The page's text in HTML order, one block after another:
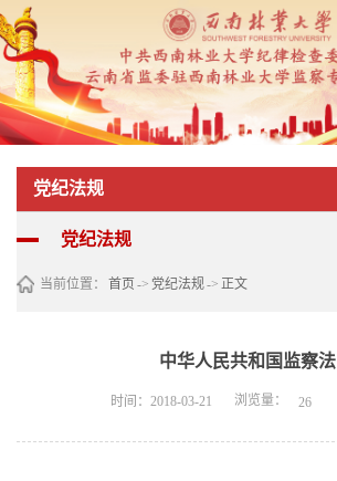
党纪法规
党纪法规
当前位置： 首页 -> 党纪法规-> 正文
中华人民共和国监察法
时间：2018-03-21 浏览量： 26